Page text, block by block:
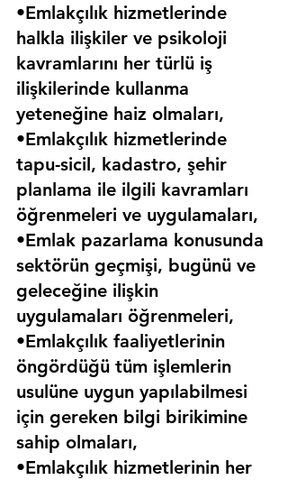
•Emlakçılık hizmetlerinde
halkla ilişkiler ve psikoloji
kavramlarını her türlü iş
ilişkilerinde kullanma
yeteneğine haiz olmaları,
•Emlakçılık hizmetlerinde
tapu-sicil, kadastro, şehir
planlama ile ilgili kavramları
öğrenmeleri ve uygulamaları,
•Emlak pazarlama konusunda
sektörün geçmişi, bugünü ve
geleceğine ilişkin
uygulamaları öğrenmeleri,
•Emlakçılık faaliyetlerinin
öngördüğü tüm işlemlerin
usulüne uygun yapılabilmesi
için gereken bilgi birikimine
sahip olmaları,
•Emlakçılık hizmetlerinin her